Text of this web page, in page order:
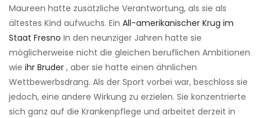
Maureen hatte zusätzliche Verantwortung, als sie als
ältestes Kind aufwuchs. Ein All-amerikanischer Krug im
Staat Fresno In den neunziger Jahren hatte sie
möglicherweise nicht die gleichen beruflichen Ambitionen
wie ihr Bruder , aber sie hatte einen ähnlichen
Wettbewerbsdrang. Als der Sport vorbei war, beschloss sie
jedoch, eine andere Wirkung zu erzielen. Sie konzentrierte
sich ganz auf die Krankenpflege und arbeitet derzeit in